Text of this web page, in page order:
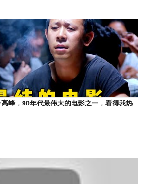
高峰，90年代最伟大的电影之一，看得我热